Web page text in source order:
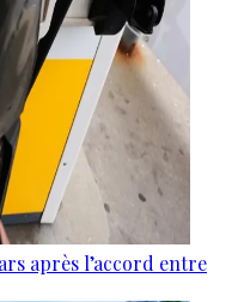
après l’accord entre